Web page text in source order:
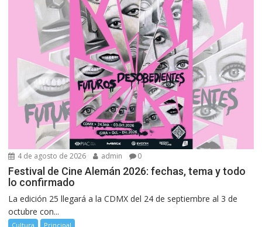
4 de agosto de 2026 admin 0
Festival de Cine Alemán 2026: fechas, tema y todo
lo confirmado
La edición 25 llegará a la CDMX del 24 de septiembre al 3 de
octubre con...
Cultura Principal